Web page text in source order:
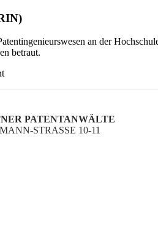
an der
betraut.
PATENTANWÄLTE
STRASSE 10-11